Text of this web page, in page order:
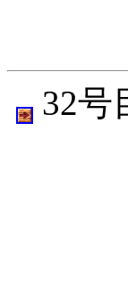
32号